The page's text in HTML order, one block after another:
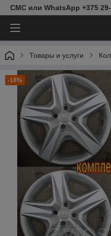
СМС или WhatsApp +375
Товары и услуги
-18%